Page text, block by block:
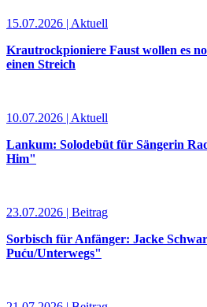
15.07.2026 | Aktuell
Krautrockpioniere Faust wollen es
einen Streich
10.07.2026 | Aktuell
Lankum: Solodebüt für Sängerin
Him"
23.07.2026 | Beitrag
Sorbisch für Anfänger: Jacke
Puću/Unterwegs"